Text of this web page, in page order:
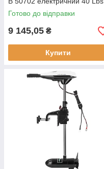
12 В 5 швидкостей вага 6.6 кг
Готово до відправки
9 145,05 ₴
Купити